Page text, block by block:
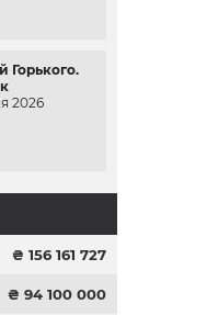
Горького.
2026
₴ 156 161 727
₴ 94 100 000